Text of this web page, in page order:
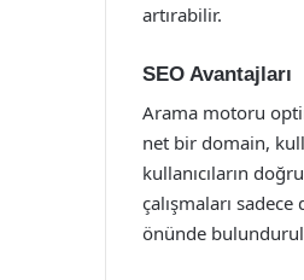
artırabilir.
SEO Avantajları
Arama motoru
net bir domain,
kullanıcıların
çalışmaları
önünde